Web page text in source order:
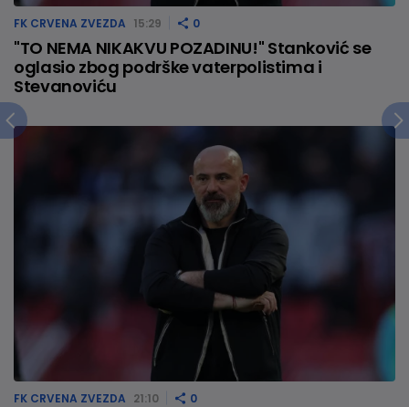
FK CRVENA ZVEZDA 15:29 0
"TO NEMA NIKAKVU POZADINU!" Stanković se
oglasio zbog podrške vaterpolistima i
Stevanoviću
FK CRVENA ZVEZDA 21:10 0